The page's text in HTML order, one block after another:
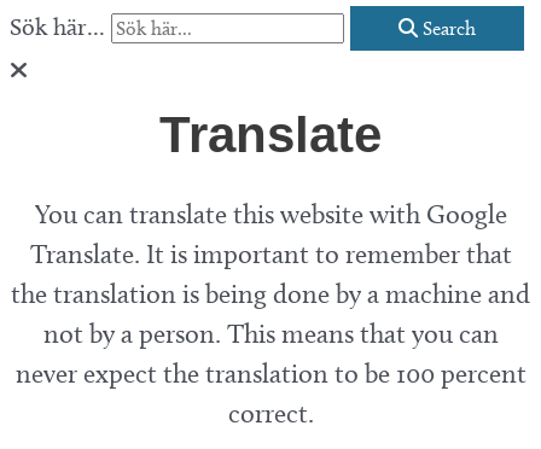
Sök här... Search
Translate
You can translate this website with Google
Translate. It is important to remember that
the translation is being done by a machine and
not by a person. This means that you can
never expect the translation to be 100 percent
correct.